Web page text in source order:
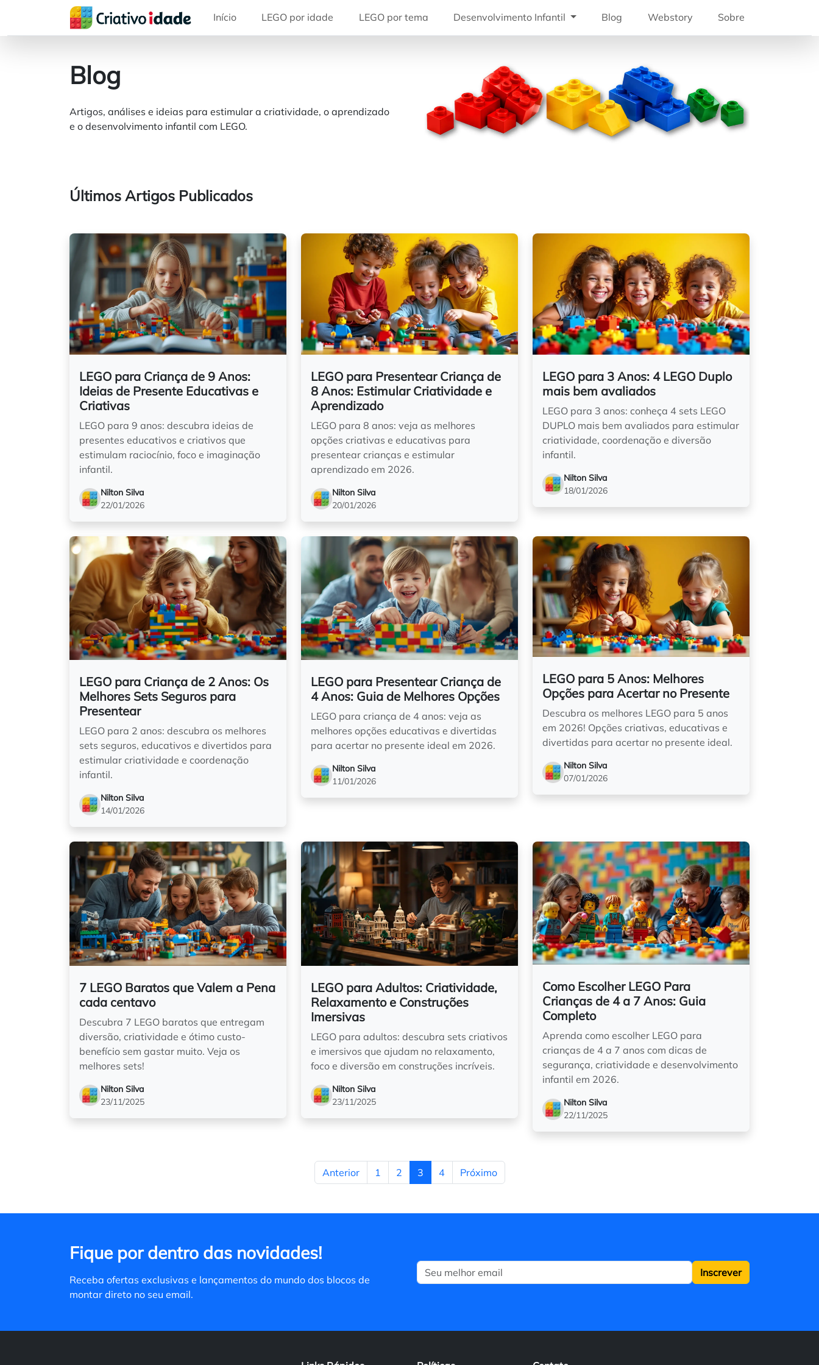
Início LEGO por idade LEGO por tema Desenvolvimento Infantil Blog Webstory Sobre
Blog
Artigos, análises e ideias para estimular a criatividade, o aprendizado
e o desenvolvimento infantil com LEGO.
Últimos Artigos Publicados
LEGO para Criança de 9 Anos:
Ideias de Presente Educativas e
Criativas
LEGO para 9 anos: descubra ideias de
presentes educativos e criativos que
estimulam raciocínio, foco e imaginação
infantil.
Nilton Silva
22/01/2026
LEGO para Presentear Criança de
8 Anos: Estimular Criatividade e
Aprendizado
LEGO para 8 anos: veja as melhores
opções criativas e educativas para
presentear crianças e estimular
aprendizado em 2026.
Nilton Silva
20/01/2026
LEGO para 3 Anos: 4 LEGO Duplo
mais bem avaliados
LEGO para 3 anos: conheça 4 sets LEGO
DUPLO mais bem avaliados para estimular
criatividade, coordenação e diversão
infantil.
Nilton Silva
18/01/2026
LEGO para Criança de 2 Anos: Os
Melhores Sets Seguros para
Presentear
LEGO para 2 anos: descubra os melhores
sets seguros, educativos e divertidos para
estimular criatividade e coordenação
infantil.
Nilton Silva
14/01/2026
LEGO para Presentear Criança de
4 Anos: Guia de Melhores Opções
LEGO para criança de 4 anos: veja as
melhores opções educativas e divertidas
para acertar no presente ideal em 2026.
Nilton Silva
11/01/2026
LEGO para 5 Anos: Melhores
Opções para Acertar no Presente
Descubra os melhores LEGO para 5 anos
em 2026! Opções criativas, educativas e
divertidas para acertar no presente ideal.
Nilton Silva
07/01/2026
7 LEGO Baratos que Valem a Pena
cada centavo
Descubra 7 LEGO baratos que entregam
diversão, criatividade e ótimo custo-
benefício sem gastar muito. Veja os
melhores sets!
Nilton Silva
23/11/2025
LEGO para Adultos: Criatividade,
Relaxamento e Construções
Imersivas
LEGO para adultos: descubra sets criativos
e imersivos que ajudam no relaxamento,
foco e diversão em construções incríveis.
Nilton Silva
23/11/2025
Como Escolher LEGO Para
Crianças de 4 a 7 Anos: Guia
Completo
Aprenda como escolher LEGO para
crianças de 4 a 7 anos com dicas de
segurança, criatividade e desenvolvimento
infantil em 2026.
Nilton Silva
22/11/2025
Anterior 1 2 3 4 Próximo
Fique por dentro das novidades!
Receba ofertas exclusivas e lançamentos do mundo dos blocos de
montar direto no seu email.
Inscrever